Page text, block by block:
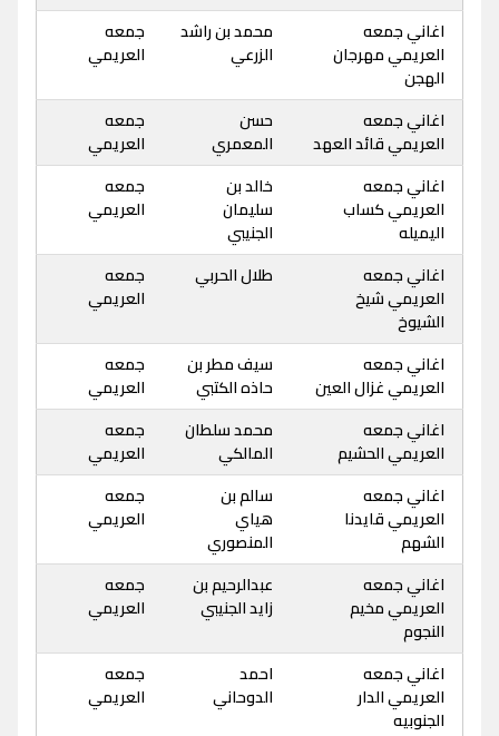
اغاني جمعه
العريمي مهرجان
الهجن
محمد بن راشد
الزرعي
جمعه
العريمي
اغاني جمعه
العريمي قائد العهد
حسن
المعمري
جمعه
العريمي
اغاني جمعه
العريمي كساب
اليميله
خالد بن
سليمان
الجنيبي
جمعه
العريمي
اغاني جمعه
العريمي شيخ
الشيوخ
طلال الحربي
جمعه
العريمي
اغاني جمعه
العريمي غزال العين
سيف مطر بن
حاذه الكتبي
جمعه
العريمي
اغاني جمعه
العريمي الحشيم
محمد سلطان
المالكي
جمعه
العريمي
اغاني جمعه
العريمي قايدنا
الشهم
سالم بن
هياي
المنصوري
جمعه
العريمي
اغاني جمعه
العريمي مخيم
النجوم
عبدالرحيم بن
زايد الجنيبي
جمعه
العريمي
اغاني جمعه
العريمي الدار
الجنوبيه
احمد
الدوحاني
جمعه
العريمي